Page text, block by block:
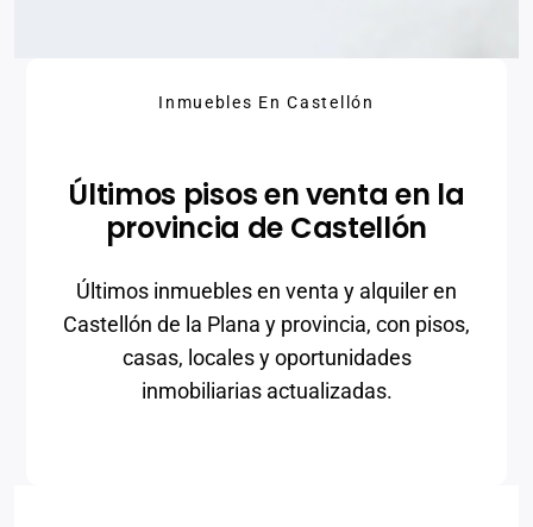
Inmuebles En Castellón
Últimos pisos en venta en la
provincia de Castellón
Últimos inmuebles en venta y alquiler en
Castellón de la Plana y provincia, con pisos,
casas, locales y oportunidades
inmobiliarias actualizadas.